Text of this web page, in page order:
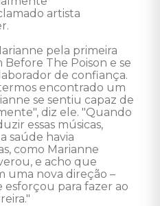
artista
pela primeira
The Poison e se
de confiança.
encontrado um
se sentiu capaz de
diz ele. "Quando
essas músicas,
saúde havia
como Marianne
e acho que
uma nova direção –
esforçou para fazer ao